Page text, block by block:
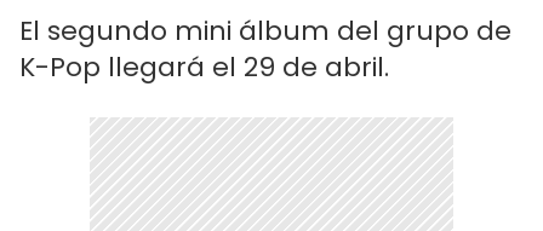
El segundo mini álbum del grupo de
K-Pop llegará el 29 de abril.